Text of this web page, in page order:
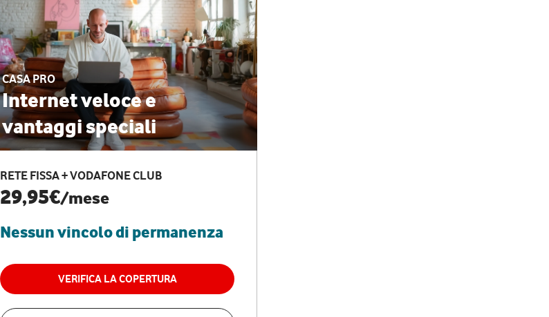
CASA PRO
Internet veloce e
vantaggi speciali
RETE FISSA + VODAFONE CLUB
29,95€/mese
Nessun vincolo di permanenza
VERIFICA LA COPERTURA